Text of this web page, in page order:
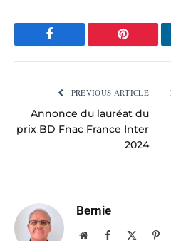
Facebook Pinterest
PREVIOUS ARTICLE
Annonce du lauréat du
prix BD Fnac France Inter
2024
Bernie
WebsiteFacebook